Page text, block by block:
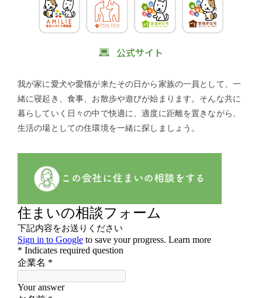
公式サイト
我が家に愛犬や愛猫が来たその日から家族の一員として、一
緒に寝起き、食事、お散歩や遊びが始まります。そんな共に
暮らしていく日々の中で快適に、適度に距離を置きながら、
生活の場としての住環境を一緒に探しましょう。